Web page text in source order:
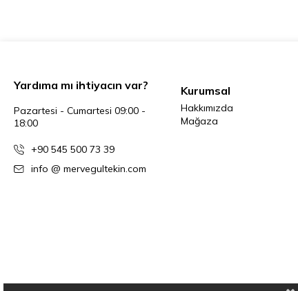
Yardıma mı ihtiyacın var?
Pazartesi - Cumartesi 09:00 -
18:00
+90 545 500 73 39
info @ mervegultekin.com
Kurumsal
Hakkımızda
Mağaza